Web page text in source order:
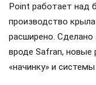
Point работает над
производство
расширено. Сделано
вроде Safran, новые
«начинку» и